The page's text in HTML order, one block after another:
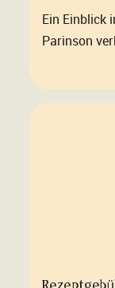
Ein Einblick
Parinson